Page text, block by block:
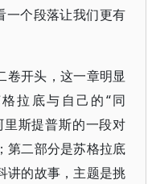
一个段落让我们更有
卷开头，这一章明显
拉底与自己的“同
斯提普斯的一段对
第二部分是苏格拉底
讲的故事，主题是挑